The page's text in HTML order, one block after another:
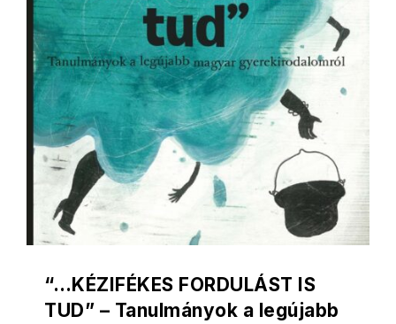
“…KÉZIFÉKES FORDULÁST IS
TUD” – Tanulmányok a legújabb